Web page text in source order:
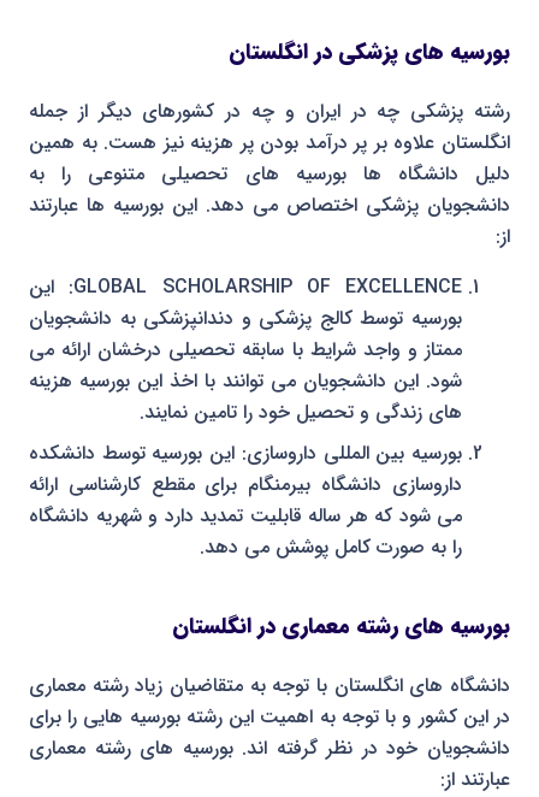
بورسیه های پزشکی در انگلستان
رشته پزشکی چه در ایران و چه در کشورهای دیگر از جمله
انگلستان علاوه بر پر درآمد بودن پر هزینه نیز هست. به همین
دلیل دانشگاه ها بورسیه های تحصیلی متنوعی را به
دانشجویان پزشکی اختصاص می دهد. این بورسیه ها عبارتند
از:
GLOBAL SCHOLARSHIP OF EXCELLENCE: این
بورسیه توسط کالج پزشکی و دندانپزشکی به دانشجویان
ممتاز و واجد شرایط با سابقه تحصیلی درخشان ارائه می
شود. این دانشجویان می توانند با اخذ این بورسیه هزینه
های زندگی و تحصیل خود را تامین نمایند.
بورسیه بین المللی داروسازی: این بورسیه توسط دانشکده
داروسازی دانشگاه بیرمنگام برای مقطع کارشناسی ارائه
می شود که هر ساله قابلیت تمدید دارد و شهریه دانشگاه
را به صورت کامل پوشش می دهد.
بورسیه های رشته معماری در انگلستان
دانشگاه های انگلستان با توجه به متقاضیان زیاد رشته معماری
در این کشور و با توجه به اهمیت این رشته بورسیه هایی را برای
دانشجویان خود در نظر گرفته اند. بورسیه های رشته معماری
عبارتند از: